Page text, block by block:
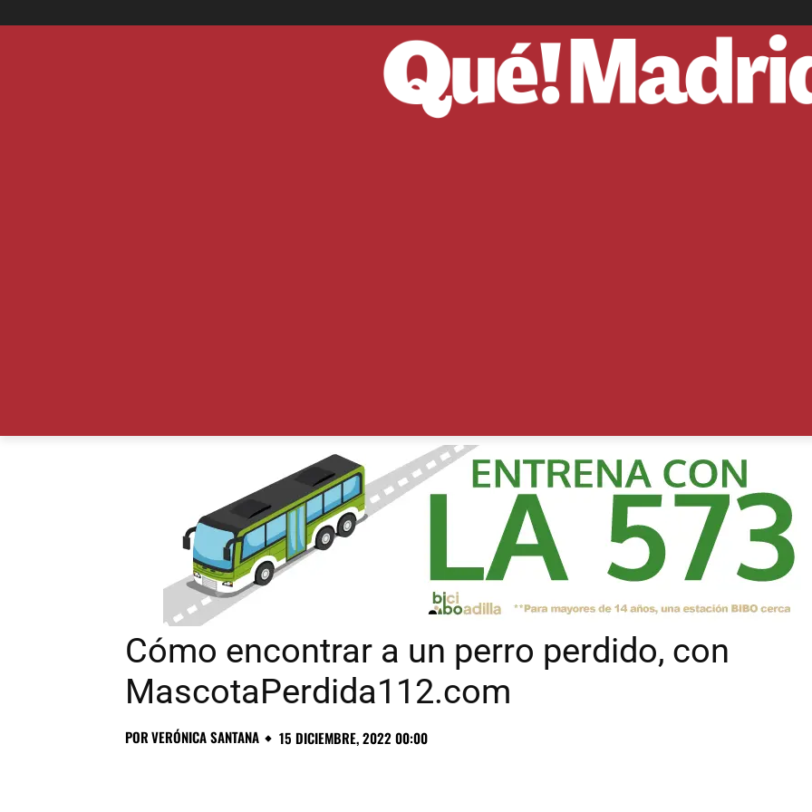
Cómo encontrar a un perro perdido, con
MascotaPerdida112.com
PORVERÓNICA SANTANA 15 DICIEMBRE, 2022 00:00